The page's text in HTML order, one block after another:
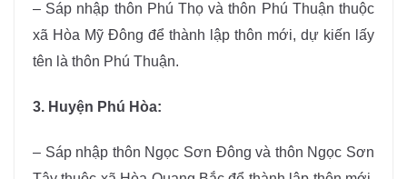
– Sáp nhập thôn Phú Thọ và thôn Phú Thuận thuộc
xã Hòa Mỹ Đông để thành lập thôn mới, dự kiến lấy
tên là thôn Phú Thuận.
3. Huyện Phú Hòa:
– Sáp nhập thôn Ngọc Sơn Đông và thôn Ngọc Sơn